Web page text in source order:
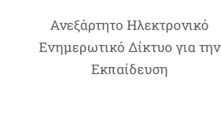
Ανεξάρτητο Ηλεκτρονικό
Ενημερωτικό Δίκτυο για την
Εκπαίδευση